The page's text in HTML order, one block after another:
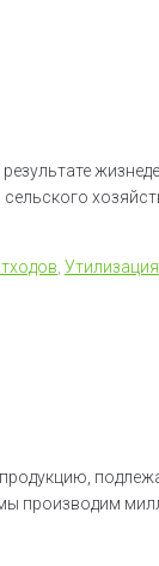
производим